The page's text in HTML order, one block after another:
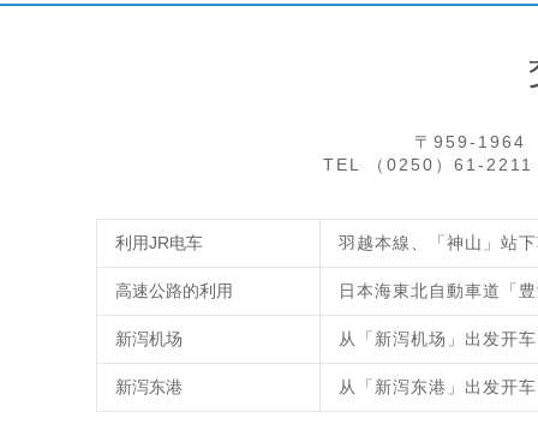
〒959-1964
TEL （0250）61-
利用JR电车 羽越本線、「神山」站
高速公路的利用 日本海東北自動車道「
新泻机场 从「新泻机场」出发开
新泻东港 从「新泻东港」出发开